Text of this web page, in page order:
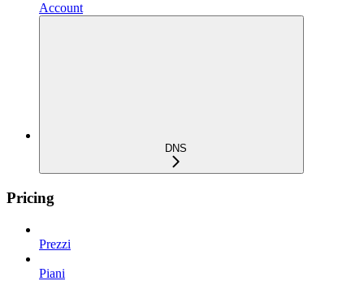
Account
DNS
Pricing
Prezzi
Piani